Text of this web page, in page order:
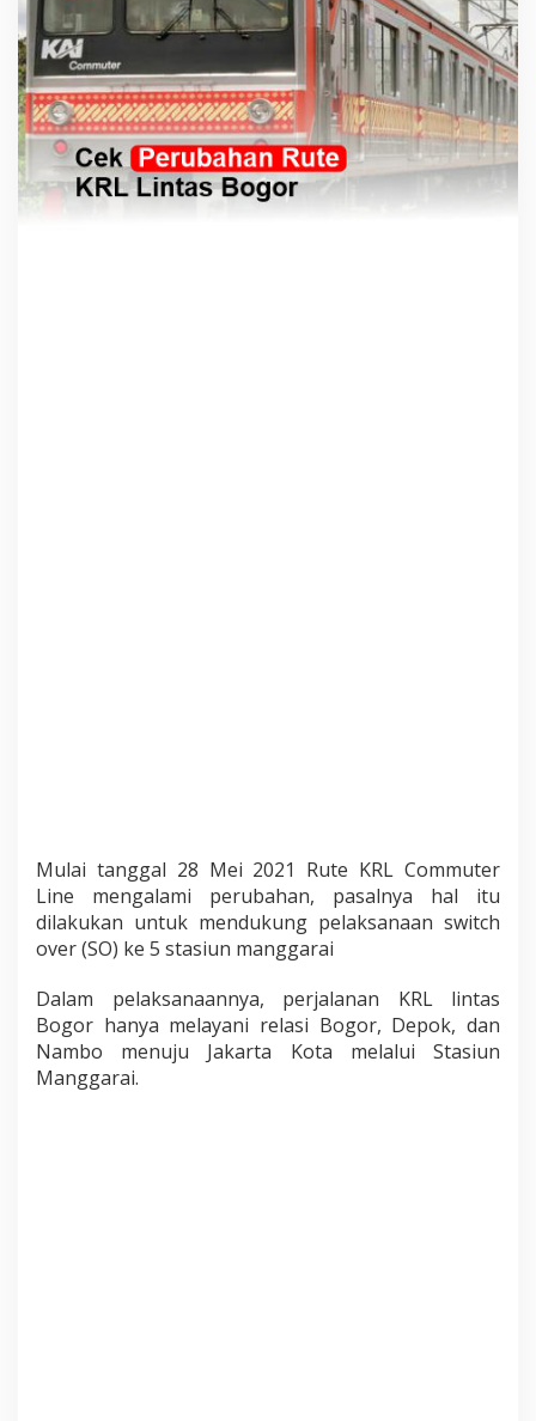
Mulai tanggal 28 Mei 2021 Rute KRL Commuter
Line mengalami perubahan, pasalnya hal itu
dilakukan untuk mendukung pelaksanaan switch
over (SO) ke 5 stasiun manggarai
Dalam pelaksanaannya, perjalanan KRL lintas
Bogor hanya melayani relasi Bogor, Depok, dan
Nambo menuju Jakarta Kota melalui Stasiun
Manggarai.